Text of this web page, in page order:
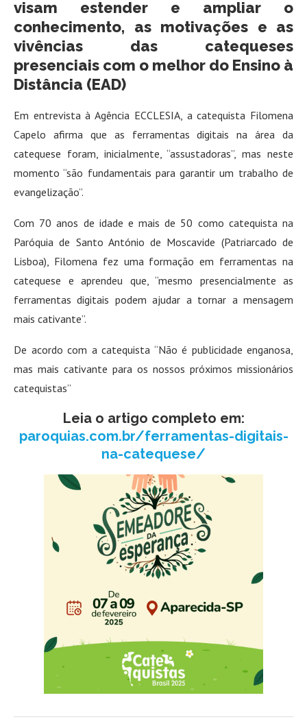
visam estender e ampliar o
conhecimento, as motivações e as
vivências das catequeses
presenciais com o melhor do Ensino à
Distância (EAD)
Em entrevista à Agência ECCLESIA, a catequista Filomena
Capelo afirma que as ferramentas digitais na área da
catequese foram, inicialmente, “assustadoras”, mas neste
momento “são fundamentais para garantir um trabalho de
evangelização”.
Com 70 anos de idade e mais de 50 como catequista na
Paróquia de Santo António de Moscavide (Patriarcado de
Lisboa), Filomena fez uma formação em ferramentas na
catequese e aprendeu que, “mesmo presencialmente as
ferramentas digitais podem ajudar a tornar a mensagem
mais cativante”.
De acordo com a catequista “Não é publicidade enganosa,
mas mais cativante para os nossos próximos missionários
catequistas”
Leia o artigo completo em:
paroquias.com.br/ferramentas-digitais-
na-catequese/